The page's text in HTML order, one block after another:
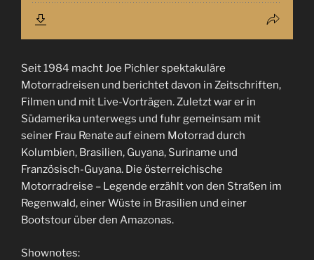
Seit 1984 macht Joe Pichler spektakuläre
Motorradreisen und berichtet davon in Zeitschriften,
Filmen und mit Live-Vorträgen. Zuletzt war er in
Südamerika unterwegs und fuhr gemeinsam mit
seiner Frau Renate auf einem Motorrad durch
Kolumbien, Brasilien, Guyana, Suriname und
Französisch-Guyana. Die österreichische
Motorradreise – Legende erzählt von den Straßen im
Regenwald, einer Wüste in Brasilien und einer
Bootstour über den Amazonas.
Shownotes: